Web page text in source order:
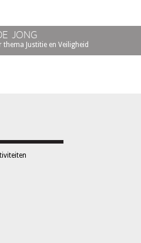
JONG
thema Justitie en Veiligheid